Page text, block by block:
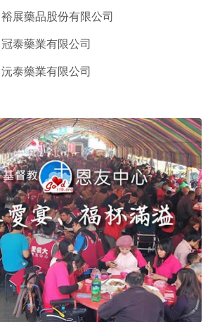
裕展藥品股份有限公司
冠泰藥業有限公司
沅泰藥業有限公司